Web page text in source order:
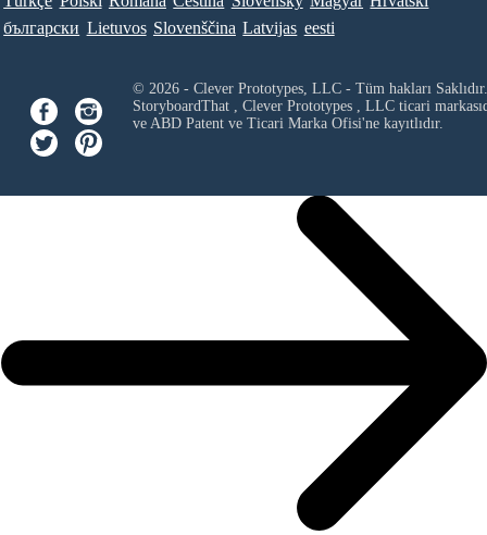
български Lietuvos Slovenščina Latvijas eesti
© 2026 - Clever Prototypes, LLC - Tüm hakları Saklıdır.
StoryboardThat , Clever Prototypes , LLCticari
ve ABD Patent ve Ticari Marka Ofisi'ne kayıtlıdır.